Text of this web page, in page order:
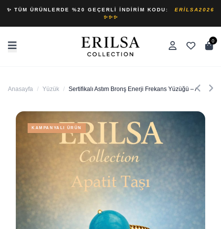
✨ TÜM ÜRÜNLERDE %20 GEÇERLI İNDIRIM KODU:
ERILSA2026
✨✨✨
0
Anasayfa / Yüzük / Sertifikalı Astım Bronş Enerji Frekans Yüzüğü – Apatit
KAMPANYALI ÜRÜN